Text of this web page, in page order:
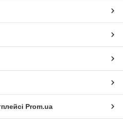
Prom.ua